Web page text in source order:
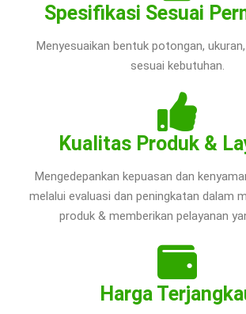
Spesifikasi Sesuai
Menyesuaikan bentuk potongan,
sesuai kebutuhan.
Kualitas Produk &
Mengedepankan kepuasan dan
melalui evaluasi dan peningkatan dalam
produk & memberikan pelayanan
Harga